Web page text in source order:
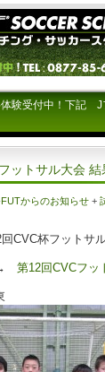
験受付中！下記 J
ットサル大会 結
からのお知らせ +
CVC杯フットサ
→ 第12回CVCフッ